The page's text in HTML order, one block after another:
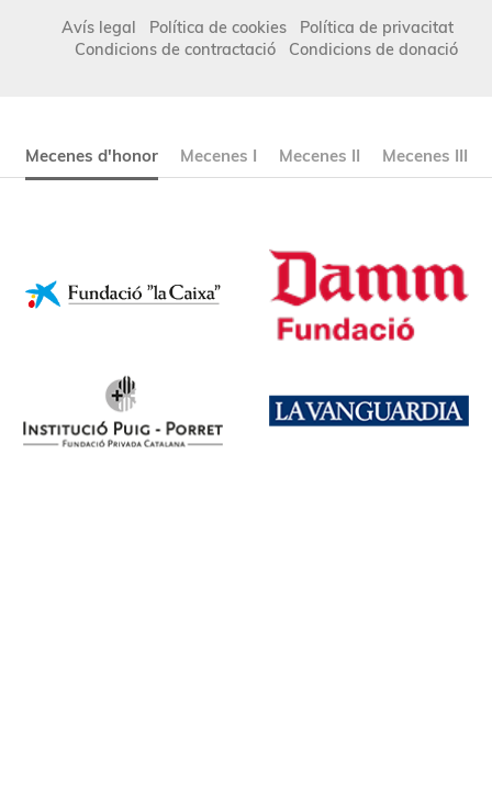
Avís legal Política de cookies
Política de privacitat
Condicions de contractació
Condicions de donació
Mecenes d'honor Mecenes I Mecenes II Mecenes III